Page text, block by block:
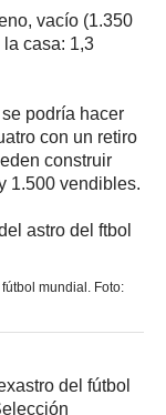
vacío (1.350
casa: 1,3
podría hacer
con un retiro
construir
1.500 vendibles.
mundial. Foto:
del fútbol